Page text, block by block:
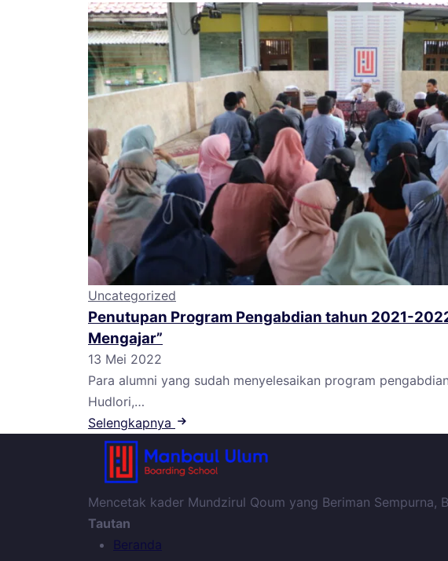
Uncategorized
Penutupan Program Pengabdian tahun 2021-
Mengajar”
13 Mei 2022
Para alumni yang sudah menyelesaikan program
Hudlori,…
Selengkapnya
Mencetak kader Mundzirul Qoum yang Beriman Sempurna,
Tautan